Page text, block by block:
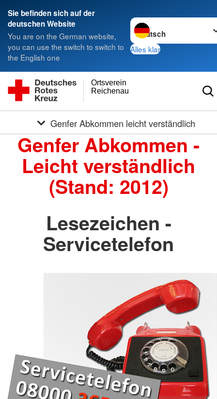
Sie befinden sich auf der
deutschen Website
You are on the German website,
you can use the switch to switch to
the English one
Sprache wechseln zu
Alles klar
Reichenau
Ortsverein
Genfer Abkommen leicht verständlich
Genfer Abkommen -
Leicht verständlich
(Stand: 2012)
Lesezeichen -
Servicetelefon